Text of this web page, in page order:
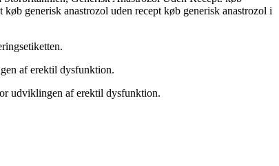
generisk anastrozol uden recept køb generisk anastrozol i
af erektil dysfunktion.
udviklingen af erektil dysfunktion.